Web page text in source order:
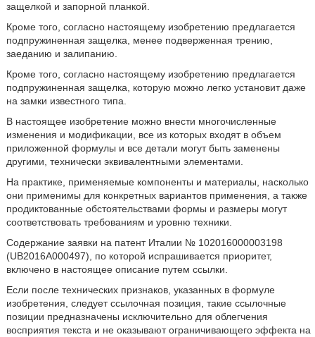
защелкой и запорной планкой.
Кроме того, согласно настоящему изобретению предлагается
подпружиненная защелка, менее подверженная трению,
заеданию и залипанию.
Кроме того, согласно настоящему изобретению предлагается
подпружиненная защелка, которую можно легко установит даже
на замки известного типа.
В настоящее изобретение можно внести многочисленные
изменения и модификации, все из которых входят в объем
приложенной формулы и все детали могут быть заменены
другими, технически эквивалентными элементами.
На практике, применяемые компоненты и материалы, насколько
они применимы для конкретных вариантов применения, а также
продиктованные обстоятельствами формы и размеры могут
соответствовать требованиям и уровню техники.
Содержание заявки на патент Италии № 102016000003198
(UB2016А000497), по которой испрашивается приоритет,
включено в настоящее описание путем ссылки.
Если после технических признаков, указанных в формуле
изобретения, следует ссылочная позиция, такие ссылочные
позиции предназначены исключительно для облегчения
восприятия текста и не оказывают ограничивающего эффекта на